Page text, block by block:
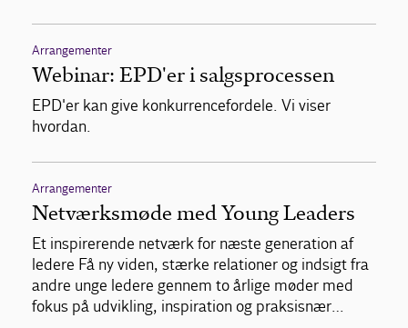
Arrangementer
Webinar: EPD'er i salgsprocessen
EPD'er kan give konkurrencefordele. Vi viser
hvordan.
Arrangementer
Netværksmøde med Young Leaders
Et inspirerende netværk for næste generation af
ledere Få ny viden, stærke relationer og indsigt fra
andre unge ledere gennem to årlige møder med
fokus på udvikling, inspiration og praksisnær…